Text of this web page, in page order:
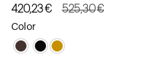
525,30€
El
precio
original
420,23€
El
precio
actual
Color